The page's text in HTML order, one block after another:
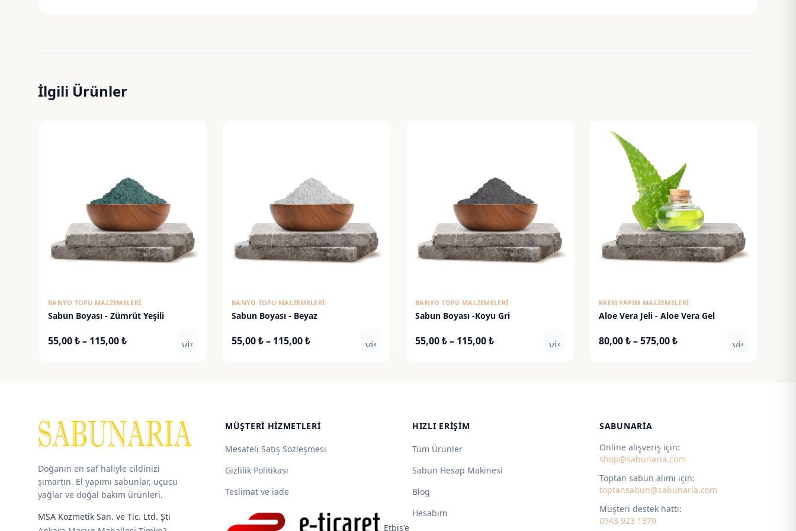
İlgili Ürünler
BANYO TOPU MALZEMELERI
Sabun Boyası - Zümrüt Yeşili
55,00₺– 115,00₺Fiyat
visibility
BANYO TOPU MALZEMELERI
Sabun Boyası - Beyaz
55,00₺– 115,00₺Fiyat
visibility
BANYO TOPU MALZEMELERI
Sabun Boyası -Koyu Gri
55,00₺– 115,00₺Fiyat
visibility
KREM YAPIM MALZEMELERI
Aloe Vera Jeli - Aloe Vera Gel
80,00₺–575,00₺Fiyat
visibility
Doğanın en saf haliyle cildinizi
şımartın. El yapımı sabunlar, uçucu
yağlar ve doğal bakım ürünleri.
MSA Kozmetik San. ve Tic. Ltd. Şti
MÜŞTERI HIZMETLERI
Mesafeli Satış Sözleşmesi
Gizlilik Politikası
Teslimat ve iade
Etbis'e
HIZLI ERIŞIM
Tüm Ürünler
Sabun Hesap Makinesi
Blog
Hesabım
SABUNARIA
Online alışveriş için:
shop@sabunaria.com
Toptan sabun alımı için:
toptansabun@sabunaria.com
Müşteri destek hattı:
0543 923 1370